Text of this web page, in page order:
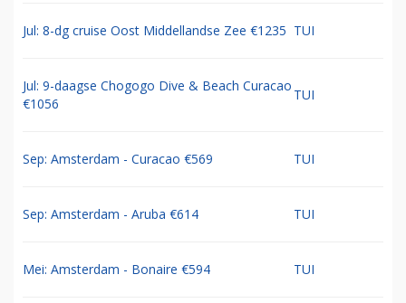
Jul: 8-dg cruise Oost Middellandse Zee €1235 TUI
Jul: 9-daagse Chogogo Dive & Beach Curacao
€1056
TUI
Sep: Amsterdam - Curacao €569 TUI
Sep: Amsterdam - Aruba €614 TUI
Mei: Amsterdam - Bonaire €594 TUI